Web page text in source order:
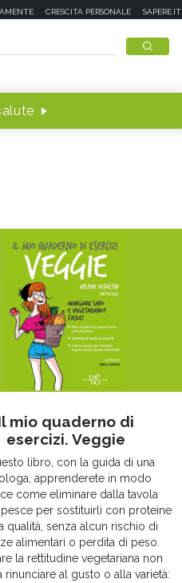
CRESCITA PERSONALE SAPERE.IT
mio quaderno di
esercizi. Veggie
libro, con la guida di una
apprenderete in modo
come eliminare dalla tavola
per sostituirli con proteine
qualità, senza alcun rischio di
alimentari o perdita di peso.
la rettitudine vegetariana non
rinunciare al gusto o alla varietà: